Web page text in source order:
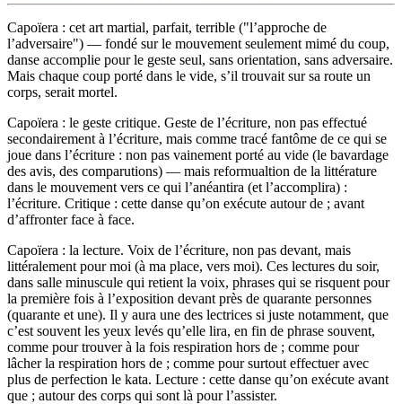
Capoïera : cet art martial, parfait, terrible ("l’approche de
l’adversaire") — fondé sur le mouvement seulement mimé du coup,
danse accomplie pour le geste seul, sans orientation, sans adversaire.
Mais chaque coup porté dans le vide, s’il trouvait sur sa route un
corps, serait mortel.
Capoïera : le geste critique. Geste de l’écriture, non pas effectué
secondairement à l’écriture, mais comme tracé fantôme de ce qui se
joue dans l’écriture : non pas vainement porté au vide (le bavardage
des avis, des comparutions) — mais reformualtion de la littérature
dans le mouvement vers ce qui l’anéantira (et l’accomplira) :
l’écriture. Critique : cette danse qu’on exécute autour de ; avant
d’affronter face à face.
Capoïera : la lecture. Voix de l’écriture, non pas devant, mais
littéralement pour moi (à ma place, vers moi). Ces lectures du soir,
dans salle minuscule qui retient la voix, phrases qui se risquent pour
la première fois à l’exposition devant près de quarante personnes
(quarante et une). Il y aura une des lectrices si juste notamment, que
c’est souvent les yeux levés qu’elle lira, en fin de phrase souvent,
comme pour trouver à la fois respiration hors de ; comme pour
lâcher la respiration hors de ; comme pour surtout effectuer avec
plus de perfection le kata. Lecture : cette danse qu’on exécute avant
que ; autour des corps qui sont là pour l’assister.